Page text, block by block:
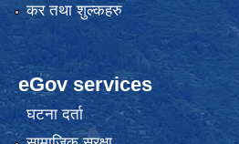
कर तथा शुल्कहरु
eGov services
घटना दर्ता